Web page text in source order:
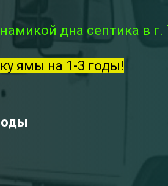
дна септика в г.
ямы на 1-3 годы!